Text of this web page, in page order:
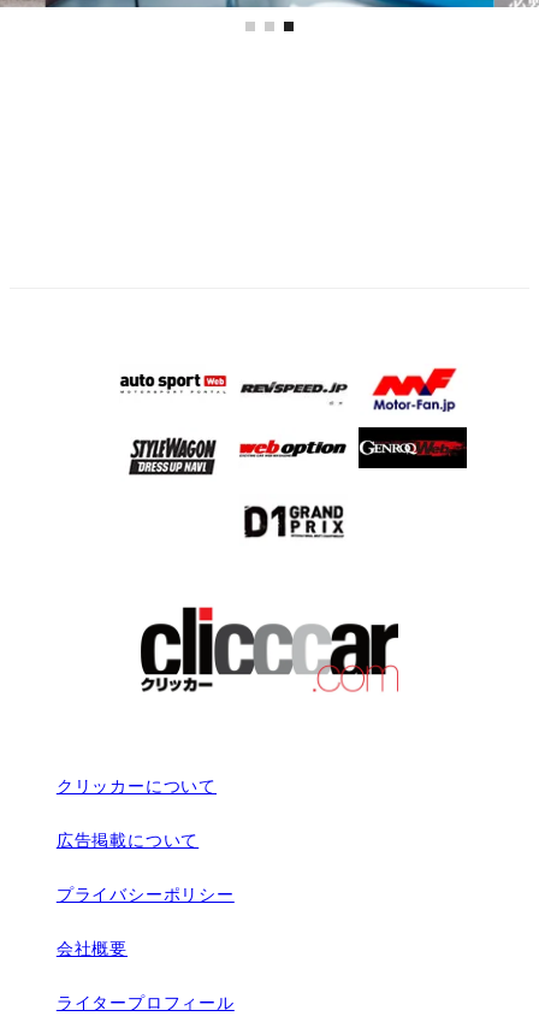
クリッカーについて
広告掲載について
プライバシーポリシー
会社概要
ライタープロフィール